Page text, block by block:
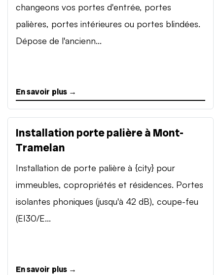
changeons vos portes d'entrée, portes
palières, portes intérieures ou portes blindées.
Dépose de l'ancienn...
En savoir plus →
Installation porte palière à Mont-
Tramelan
Installation de porte palière à {city} pour
immeubles, copropriétés et résidences. Portes
isolantes phoniques (jusqu'à 42 dB), coupe-feu
(EI30/E...
En savoir plus →